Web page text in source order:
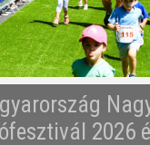
2026